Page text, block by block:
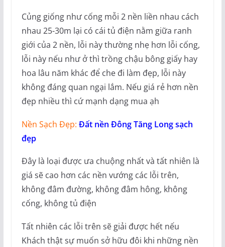
Củng giống như cống mỗi 2 nền liền nhau cách
nhau 25-30m lại có cái tủ điện nằm giữa ranh
giới của 2 nền, lỗi này thường nhẹ hơn lỗi cống,
lỗi này nếu như ở thì trồng chậu bông giấy hay
hoa lâu năm khác để che đi làm đẹp, lỗi này
không đáng quan ngại lắm. Nếu giá rẻ hơn nền
đẹp nhiều thì cứ mạnh dạng mua ạh
Nền Sạch Đẹp: Đất nền Đông Tăng Long sạch
đẹp
Đây là loại được ưa chuộng nhất và tất nhiên là
giá sẽ cao hơn các nền vướng các lỗi trên,
không đâm đường, không đâm hông, không
cống, không tủ điện
Tất nhiên các lỗi trên sẽ giải được hết nếu
Khách thật sự muốn sở hữu đôi khi những nền